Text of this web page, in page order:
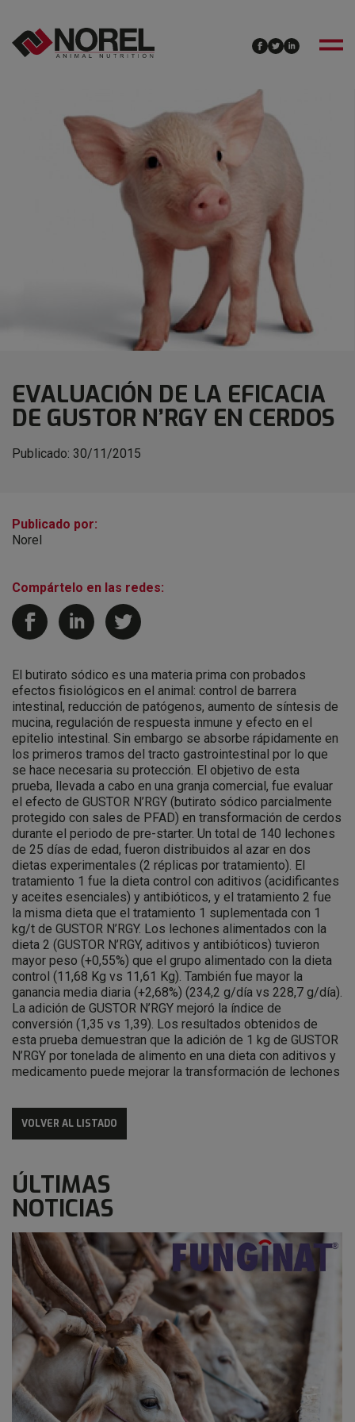
EVALUACIÓN DE LA EFICACIA
DE GUSTOR N’RGY EN CERDOS
Publicado: 30/11/2015
Publicado por:
Norel
Compártelo en las redes:
El butirato sódico es una materia prima con probados
efectos fisiológicos en el animal: control de barrera
intestinal, reducción de patógenos, aumento de síntesis de
mucina, regulación de respuesta inmune y efecto en el
epitelio intestinal. Sin embargo se absorbe rápidamente en
los primeros tramos del tracto gastrointestinal por lo que
se hace necesaria su protección. El objetivo de esta
prueba, llevada a cabo en una granja comercial, fue evaluar
el efecto de GUSTOR N’RGY (butirato sódico parcialmente
protegido con sales de PFAD) en transformación de cerdos
durante el periodo de pre-starter. Un total de 140 lechones
de 25 días de edad, fueron distribuidos al azar en dos
dietas experimentales (2 réplicas por tratamiento). El
tratamiento 1 fue la dieta control con aditivos (acidificantes
y aceites esenciales) y antibióticos, y el tratamiento 2 fue
la misma dieta que el tratamiento 1 suplementada con 1
kg/t de GUSTOR N’RGY. Los lechones alimentados con la
dieta 2 (GUSTOR N’RGY, aditivos y antibióticos) tuvieron
mayor peso (+0,55%) que el grupo alimentado con la dieta
control (11,68 Kg vs 11,61 Kg). También fue mayor la
ganancia media diaria (+2,68%) (234,2 g/día vs 228,7 g/día).
La adición de GUSTOR N’RGY mejoró la índice de
conversión (1,35 vs 1,39). Los resultados obtenidos de
esta prueba demuestran que la adición de 1 kg de GUSTOR
N’RGY por tonelada de alimento en una dieta con aditivos y
medicamento puede mejorar la transformación de lechones
VOLVER AL LISTADO
ÚLTIMAS
NOTICIAS